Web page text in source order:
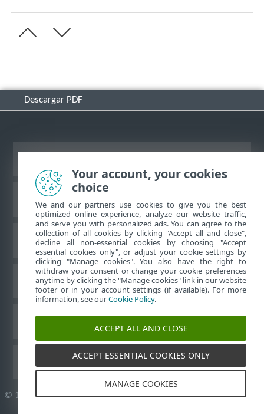
Descargar PDF
Base de conocimiento de ESET
Foro de ESET
Soporte regional
Guías para el usuario ESET
© 1992-2026ESET, spol. s r.o. - Todos los derechos reservados.
Your account, your cookies
choice
We and our partners use cookies to give you the best
optimized online experience, analyze our website traffic,
and serve you with personalized ads. You can agree to the
collection of all cookies by clicking "Accept all and close",
decline all non-essential cookies by choosing "Accept
essential cookies only", or adjust your cookie settings by
clicking "Manage cookies". You also have the right to
withdraw your consent or change your cookie preferences
anytime by clicking the "Manage cookies" link in our website
footer or in your account settings (if available). For more
information, see ourCookie Policy.
ACCEPT ALL AND CLOSE
ACCEPT ESSENTIAL COOKIES ONLY
MANAGE COOKIES